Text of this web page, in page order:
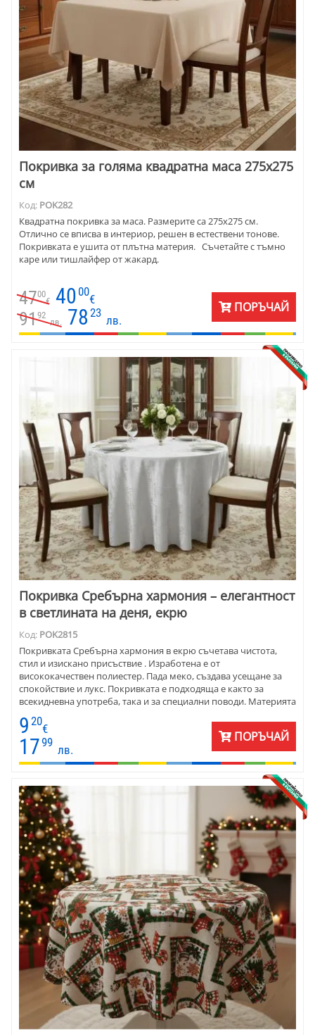
Покривка за голяма квадратна маса 275х275
см
Код: POK282
Квадратна покривка за маса. Размерите са 275х275 см.
Отлично се вписва в интериор, решен в естествени тонове.
Покривката е ушита от плътна материя. Съчетайте с тъмно
каре или тишлайфер от жакард.
4700
€ 40 00
€
9192
лв. 78 23
лв.
ПОРЪЧАЙ
Покривка Сребърна хармония – елегантност
в светлината на деня, екрю
Код: POK2815
Покривката Сребърна хармония в екрю съчетава чистота,
стил и изискано присъствие . Изработена e от
висококачествен полиестер. Пада меко, създава усещане за
спокойствие и лукс. Покривката е подходяща е както за
всекидневна употреба, така и за специални поводи. Материята
се дипли красиво и запазва формата си, което я прави
едновременно практична и естетична. Предлага се за кръгли,
елипсовидни и правоъгълни маси и може да се изработи по
поръчка, според размерите на клиента.
9 20
€
1799
лв.
ПОРЪЧАЙ